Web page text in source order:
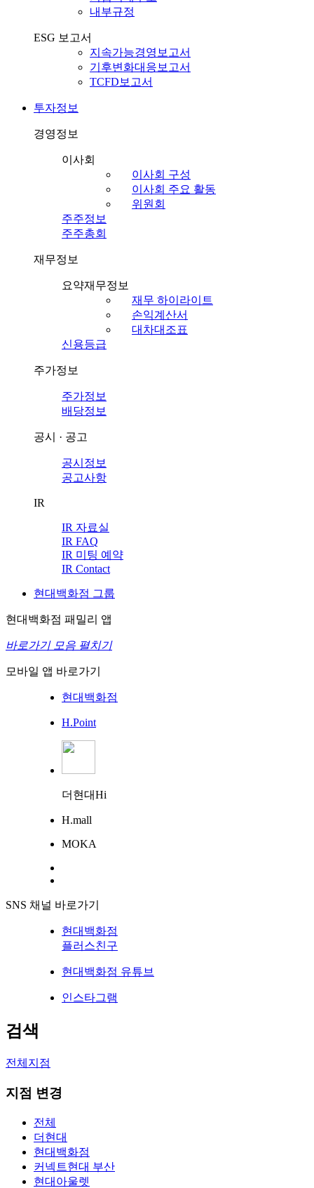
내부규정
ESG 보고서
지속가능경영보고서
기후변화대응보고서
TCFD보고서
투자정보
경영정보
이사회
이사회 구성
이사회 주요 활동
위원회
주주정보
주주총회
재무정보
요약재무정보
재무 하이라이트
손익계산서
대차대조표
신용등급
주가정보
주가정보
배당정보
공시 · 공고
공시정보
공고사항
IR
IR 자료실
IR FAQ
IR 미팅 예약
IR Contact
현대백화점 그룹
현대백화점 패밀리 앱
바로가기 모음 펼치기
모바일 앱 바로가기
현대백화점
H.Point
더현대Hi
H.mall
MOKA
SNS 채널 바로가기
현대백화점
플러스친구
현대백화점 유튜브
인스타그램
검색
전체지점
지점 변경
전체
더현대
현대백화점
커넥트현대 부산
현대아울렛